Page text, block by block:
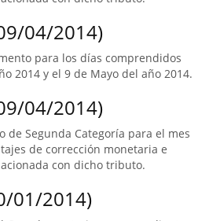
04/2014)
para los días comprendidos
2014 y el 9 de Mayo del año 2014.
04/2014)
de Segunda Categoría para el mes
de corrección monetaria e
con dicho tributo.
01/2014)